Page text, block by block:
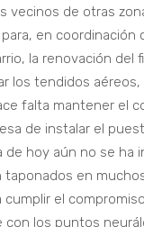
de otras
en coordinación
la renovación del
los tendidos
falta mantener el
de instalar el
hoy aún no se ha
en
el
los puntos